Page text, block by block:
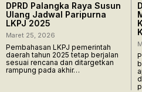
DPRD Palangka Raya Susun
Ulang Jadwal Paripurna
LKPJ 2025
Maret 25, 2026
Pembahasan LKPJ pemerintah
daerah tahun 2025 tetap berjalan
sesuai rencana dan ditargetkan
rampung pada akhir…